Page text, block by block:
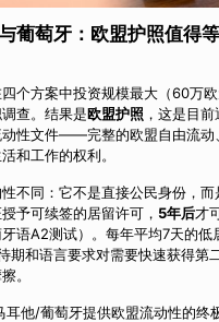
葡萄牙：欧盟护照值得
个方案中投资规模最大（60万
查。结果是欧盟护照 ，这是目
动性文件——完整的欧盟自由流动
和工作的权利。
不同：它不是直接公民身份，而
予可续签的居留许可， 5年后才
牙语A2测试）。每年平均7天的低
期和语言要求对需要快速获得第
。
耳他/葡萄牙提供欧盟流动性的终